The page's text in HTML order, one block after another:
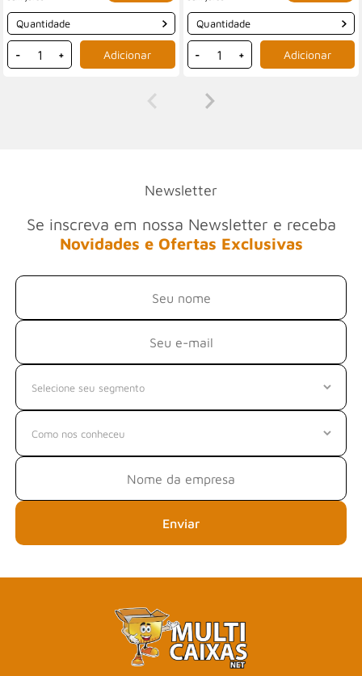
Quantidade
- +
Quantidade
- +
Newsletter
Se inscreva em nossa Newsletter e receba
Novidades e Ofertas Exclusivas
Enviar